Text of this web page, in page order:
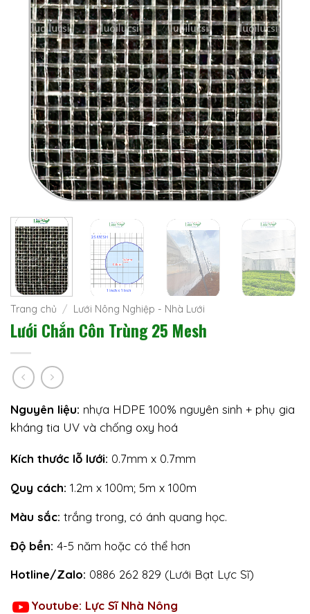
Trang chủ / Lưới Nông Nghiệp - Nhà Lưới
Lưới Chắn Côn Trùng 25 Mesh
Nguyên liệu: nhựa HDPE 100% nguyên sinh + phụ gia
kháng tia UV và chống oxy hoá
Kích thước lỗ lưới: 0.7mm x 0.7mm
Quy cách: 1.2m x 100m; 5m x 100m
Màu sắc: trắng trong, có ánh quang học.
Độ bền: 4-5 năm hoặc có thể hơn
Hotline/Zalo: 0886 262 829 (Lưới Bạt Lực Sĩ)
Youtube: Lực Sĩ Nhà Nông